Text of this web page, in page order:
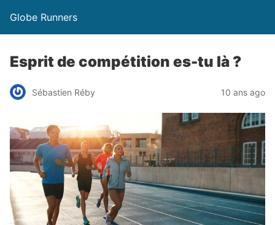
Globe Runners
Esprit de compétition es-tu là ?
Sébastien Réby 10 ans ago